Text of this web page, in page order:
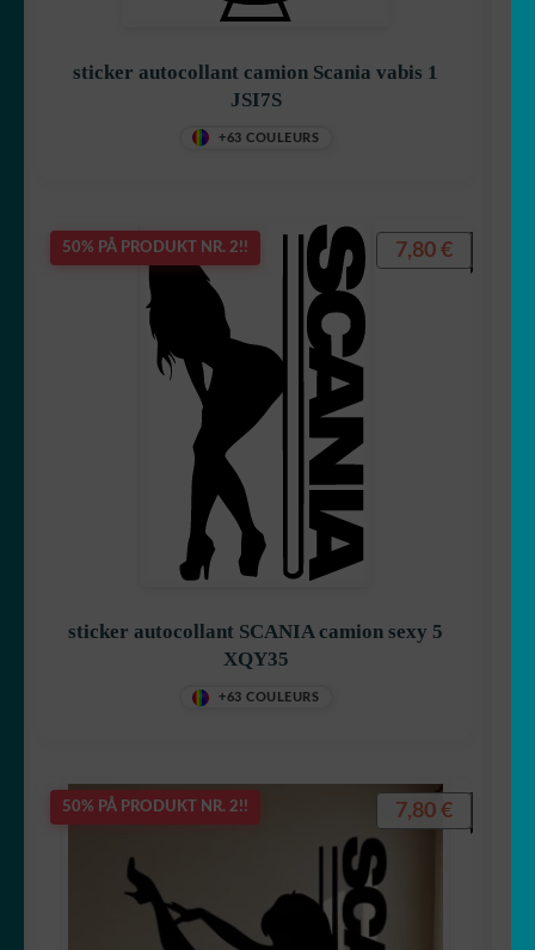
sticker autocollant camion Scania vabis 1
JSI7S
+63 COULEURS
50% PÅ PRODUKT NR. 2!!
sticker autocollant SCANIA camion sexy 5
XQY35
+63 COULEURS
7,80 €
50% PÅ PRODUKT NR. 2!! 7,80 €